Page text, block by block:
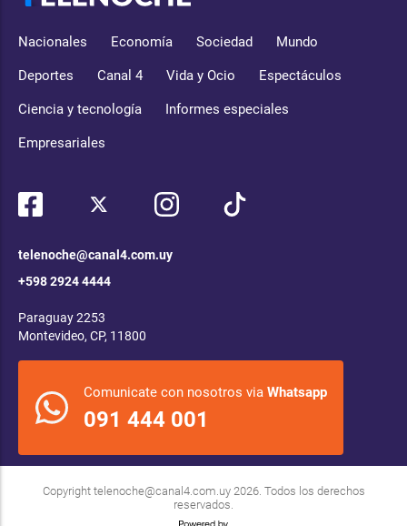
Nacionales Economía Sociedad Mundo
Deportes Canal 4 Vida y Ocio Espectáculos
Ciencia y tecnología Informes especiales
Empresariales
telenoche@canal4.com.uy
+598 2924 4444
Paraguay 2253
Montevideo, CP, 11800
Comunicate con nosotros via Whatsapp
091 444 001
Copyright telenoche@canal4.com.uy2026. Todos los derechos
reservados.